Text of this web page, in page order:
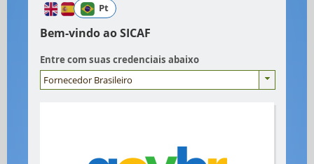
Pt
Bem-vindo ao SICAF
Entre com suas credenciais abaixo
Fornecedor Brasileiro